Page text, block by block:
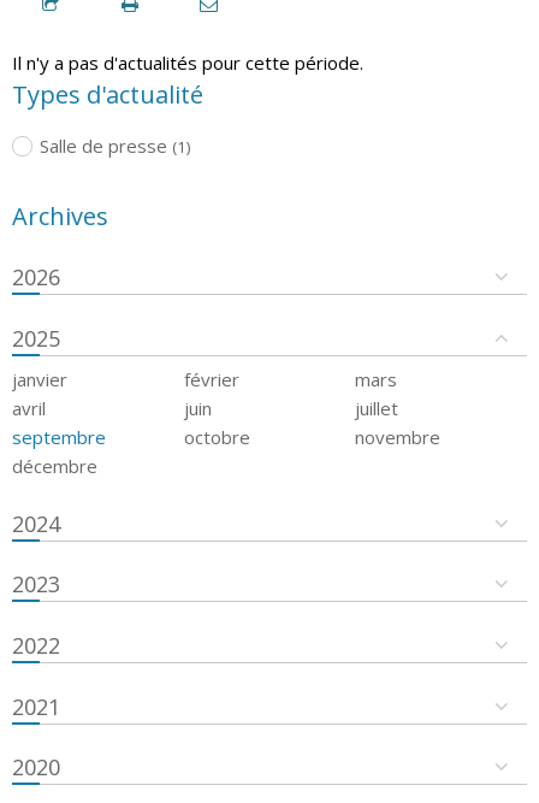
Il n'y a pas d'actualités pour cette période.
Types d'actualité
Salle de presse (1)
Archives
2026
2025
janvier février
mars
avril
juin
juillet
septembre
octobre
novembre
décembre
2024
2023
2022
2021
2020